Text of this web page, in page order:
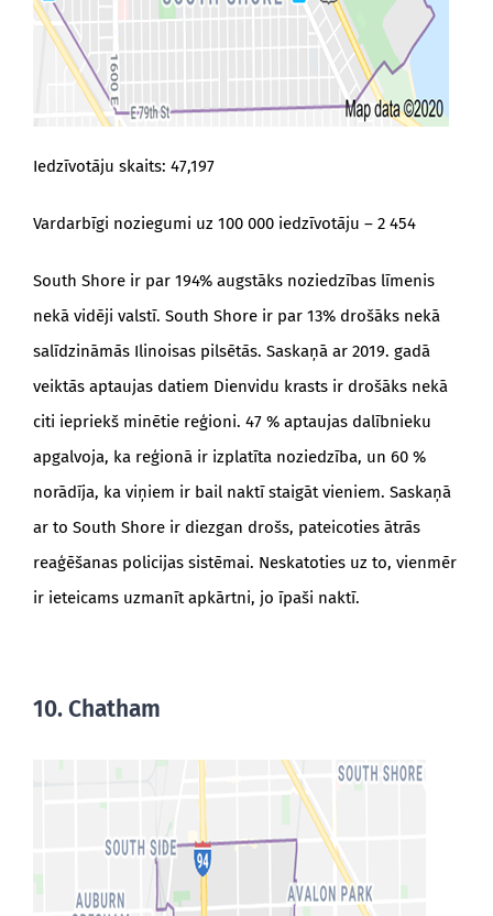
Iedzīvotāju skaits: 47,197
Vardarbīgi noziegumi uz 100 000 iedzīvotāju – 2 454
South Shore ir par 194% augstāks noziedzības līmenis
nekā vidēji valstī. South Shore ir par 13% drošāks nekā
salīdzināmās Ilinoisas pilsētās. Saskaņā ar 2019. gadā
veiktās aptaujas datiem Dienvidu krasts ir drošāks nekā
citi iepriekš minētie reģioni. 47 % aptaujas dalībnieku
apgalvoja, ka reģionā ir izplatīta noziedzība, un 60 %
norādīja, ka viņiem ir bail naktī staigāt vieniem. Saskaņā
ar to South Shore ir diezgan drošs, pateicoties ātrās
reaģēšanas policijas sistēmai. Neskatoties uz to, vienmēr
ir ieteicams uzmanīt apkārtni, jo īpaši naktī.
10. Chatham